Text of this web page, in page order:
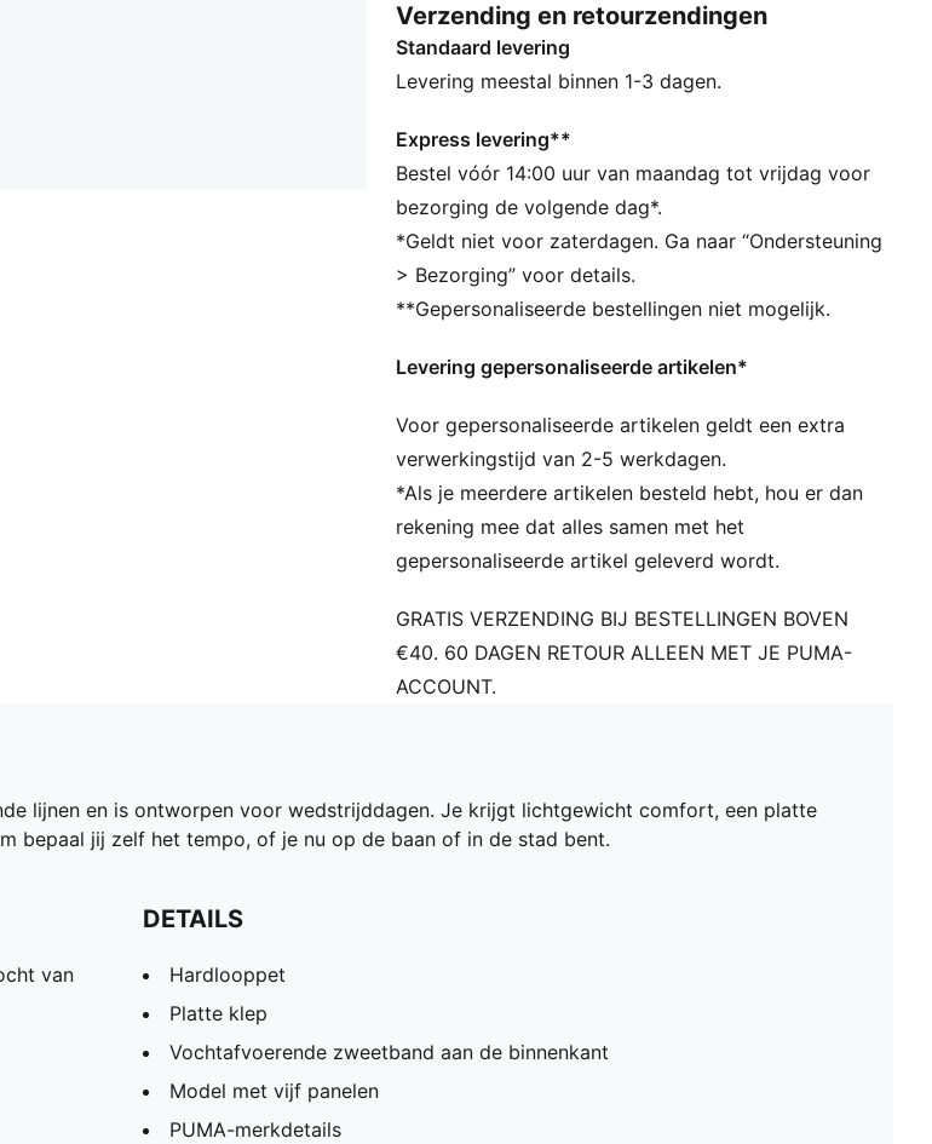
nu op de baan of in de stad bent.
ALLE INS EN OUTS
VOCHTBEHEERSING: Technische dryCELL-materialen
comfortabel blijft
Gemaakt met minstens 50% gerecyclede materialen.
DETAILS
Hardlooppet
Platte klep
Vochtafvoerende zweetband aan de binnenkant
Model met vijf panelen
Verzending en retourzendingen
Standaard levering
Levering meestal binnen 1-3 dagen.
Express levering**
Bestel vóór 14:00 uur van maandag tot vrijdag voor
bezorging de volgende dag*.
*Geldt niet voor zaterdagen. Ga naar “Ondersteuning
> Bezorging” voor details.
**Gepersonaliseerde bestellingen niet mogelijk.
Levering gepersonaliseerde artikelen*
Voor gepersonaliseerde artikelen geldt een extra
verwerkingstijd van 2-5 werkdagen.
*Als je meerdere artikelen besteld hebt, hou er dan
rekening mee dat alles samen met het
gepersonaliseerde artikel geleverd wordt.
GRATIS VERZENDING BIJ BESTELLINGEN BOVEN
€40. 60 DAGEN RETOUR ALLEEN MET JE PUMA-
ACCOUNT.
lijnen en is ontworpen voor wedstrijddagen. Je krijgt lichtgewicht comfort, een platte
bepaal jij zelf het tempo, of je nu op de baan of in de stad bent.
van
DETAILS
Hardlooppet
Platte klep
Vochtafvoerende zweetband aan de binnenkant
Model met vijf panelen
PUMA-merkdetails